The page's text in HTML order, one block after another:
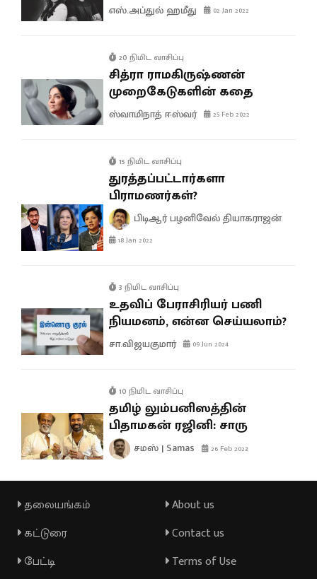
எஸ்.அப்துல் ஹமீது 02 Jan 2022
20 நிமிட வாசிப்பு
சித்ரா ராமகிருஷ்ணன்
முறைகேடுகளின் கதை
ஸ்வாமிநாத் ஈஸ்வர் 25 Feb 2022
15 நிமிட வாசிப்பு
துரத்தப்பட்டார்களா
பிராமணர்கள்?
பிடிஆர் பழனிவேல் தியாகராஜன்
18 Jan 2022
3 நிமிட வாசிப்பு
உதவிப் பேராசிரியர் பணி
நியமனம், என்ன செய்யலாம்?
சா.விஜயகுமார் 09 Jun 2024
10 நிமிட வாசிப்பு
தமிழ் லும்பனிஸத்தின்
பிதாமகன் ரஜினி: சாரு
சமஸ் | Samas 26 Feb 2023
தலையங்கம்
கட்டுரை
பேட்டி
About us
Contact us
Terms of Use